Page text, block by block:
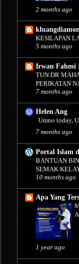
2 months ago
KESILAPAN
5 months ago
Irwan Fahmi
TUN DR
PERIKATAN
7 months ago
Helen Ang
Umno today,
7 months ago
Portal Islam
BANTUAN
SEMAK
10 months ago
Apa Yang
1 year ago